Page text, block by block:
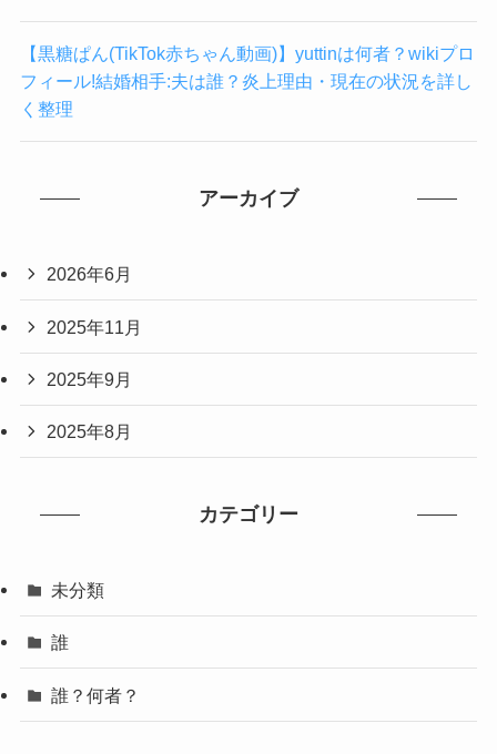
【黒糖ぱん(TikTok赤ちゃん動画)】yuttinは何者？wikiプロ
フィール!結婚相手:夫は誰？炎上理由・現在の状況を詳し
く整理
アーカイブ
2026年6月
2025年11月
2025年9月
2025年8月
カテゴリー
未分類
誰
誰？何者？